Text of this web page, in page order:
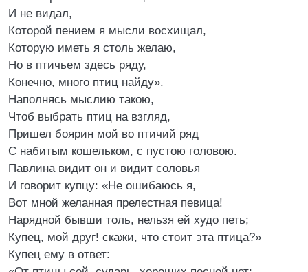
И не видал,
Которой пением я мысли восхищал,
Которую иметь я столь желаю,
Но в птичьем здесь ряду,
Конечно, много птиц найду».
Наполнясь мыслию такою,
Чтоб выбрать птиц на взгляд,
Пришел боярин мой во птичий ряд
С набитым кошельком, с пустою головою.
Павлина видит он и видит соловья
И говорит купцу: «Не ошибаюсь я,
Вот мной желанная прелестная певица!
Нарядной бывши толь, нельзя ей худо петь;
Купец, мой друг! скажи, что стоит эта птица?»
Купец ему в ответ: